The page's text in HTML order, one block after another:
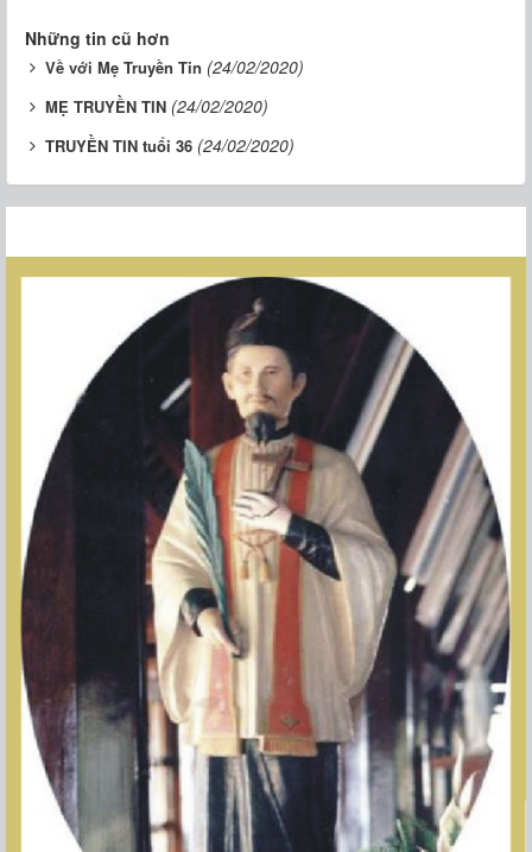
Những tin cũ hơn
Về với Mẹ Truyền Tin (24/02/2020)
MẸ TRUYỀN TIN (24/02/2020)
TRUYỀN TIN tuổi 36 (24/02/2020)